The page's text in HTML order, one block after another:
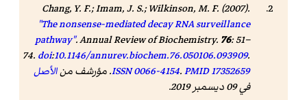
Chang, Y. F.; Imam, J. S.; Wilkinson, M. F. (2007).
"The nonsense-mediated decay RNA surveillance
pathway".Annual Review of Biochemistry. 76: 51–
74. doi:10.1146/annurev.biochem.76.050106.093909.
ISSN0066-4154.PMID17352659 . مؤرشف منالأصل
في 09 ديسمبر 2019.